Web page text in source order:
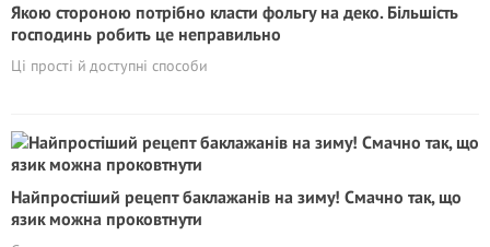
Якою стороною потрібно класти фольгу на деко. Більшість
господинь робить це неправильно
Ці прості й доступні способи
Найпростіший рецепт баклажанів на зиму! Смачно так, що
язик можна проковтнути